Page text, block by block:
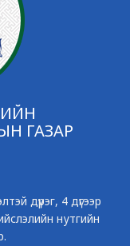
ГАЗАР
дүүрэг, 4 дүгээр
нутгийн